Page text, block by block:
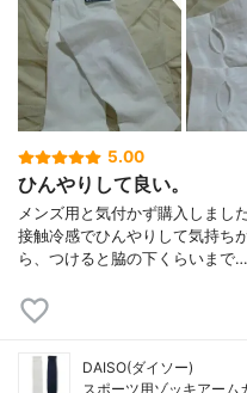
5.00
ひんやりして良い。
メンズ用と気付かず購入しまし
接触冷感でひんやりして気持ち
ら、つけると脇の下くらいまで…
DAISO(ダイソー)
スポーツ用ゾッキアーム